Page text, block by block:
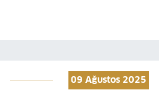
09 Ağustos 2025